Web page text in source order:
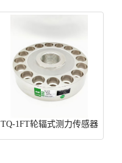
TQ-1FT轮辐式测力传感器